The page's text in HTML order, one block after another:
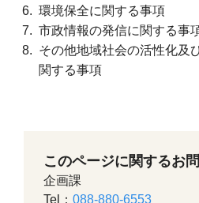
環境保全に関する事項
市政情報の発信に関する事
その他地域社会の活性化及
関する事項
このページに関するお
企画課
Tel：088-880-6553